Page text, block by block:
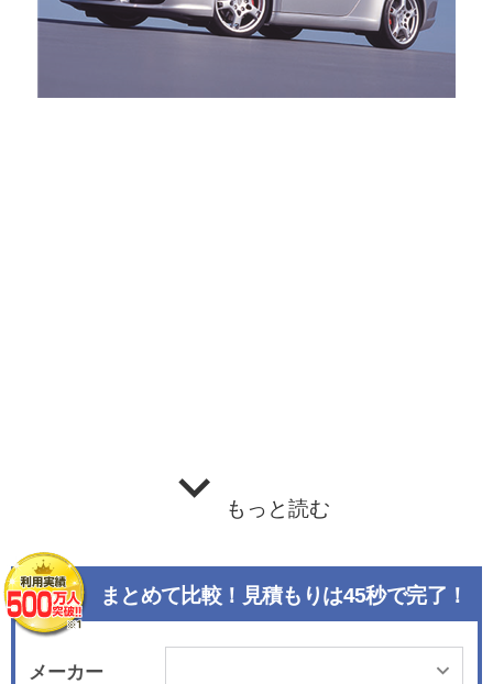
もっと読む
まとめて比較！見積もりは45秒で完了！
メーカー